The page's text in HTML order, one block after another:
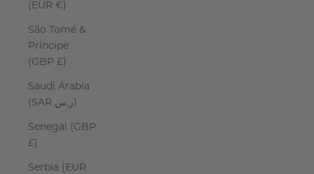
(EUR €)
São Tomé &
Príncipe
(GBP £)
Saudi Arabia
(SAR ر.س)
Senegal (GBP
£)
Serbia (EUR